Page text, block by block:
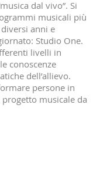
dal vivo”. Si
musicali più
anni e
Studio One.
livelli in
conoscenze
dell’allievo.
persone in
musicale da